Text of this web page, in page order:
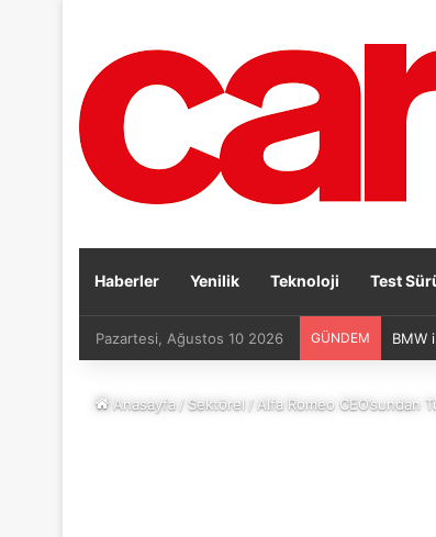
Haberler Yenilik Teknoloji Test
Pazartesi, Ağustos 10 2026 GÜNDEM BMW
Anasayfa/Sektörel / Alfa Romeo CEO’sundan